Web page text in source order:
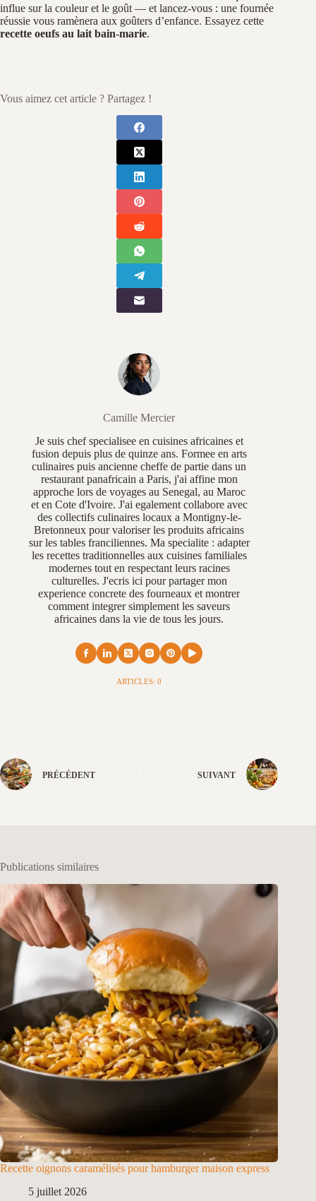
influe sur la couleur et le goût — et lancez‑vous : une fournée
réussie vous ramènera aux goûters d’enfance. Essayez cette
recette oeufs au lait bain-marie.
Vous aimez cet article ? Partagez !
Camille Mercier
Je suis chef specialisee en cuisines africaines et
fusion depuis plus de quinze ans. Formee en arts
culinaires puis ancienne cheffe de partie dans un
restaurant panafricain a Paris, j'ai affine mon
approche lors de voyages au Senegal, au Maroc
et en Cote d'Ivoire. J'ai egalement collabore avec
des collectifs culinaires locaux a Montigny-le-
Bretonneux pour valoriser les produits africains
sur les tables franciliennes. Ma specialite : adapter
les recettes traditionnelles aux cuisines familiales
modernes tout en respectant leurs racines
culturelles. J'ecris ici pour partager mon
experience concrete des fourneaux et montrer
comment integrer simplement les saveurs
africaines dans la vie de tous les jours.
ARTICLES: 0
PRÉCÉDENT SUIVANT
Publications similaires
Recette oignons caramélisés pour hamburger maison express
5 juillet 2026